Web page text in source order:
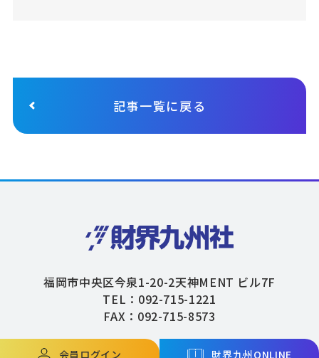
記事一覧に戻る
会員ログイン 財界九州ONLINE
福岡市中央区今泉1-20-2天神MENT ビル7F
TEL：092-715-1221
FAX：092-715-8573